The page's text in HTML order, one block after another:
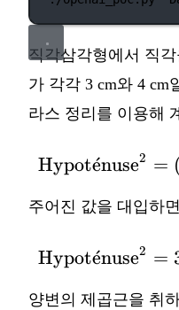
직각삼각형에서 직
가 각각 3 cm와 4 cm
라스 정리를 이용해
Hypote
ˊnuse2 =
주어진 값을 대입하
Hypote
ˊnuse2 =
양변의 제곱근을 취